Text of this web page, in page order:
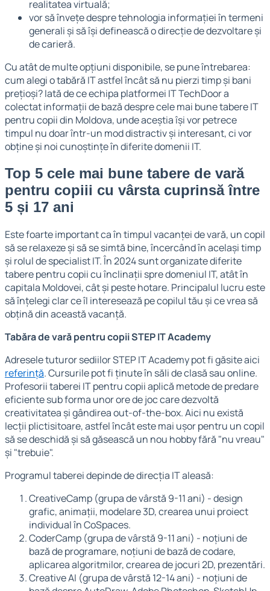
realitatea virtuală;
vor să învețe despre tehnologia informației în termeni
generali și să își definească o direcție de dezvoltare și
de carieră.
Cu atât de multe opțiuni disponibile, se pune întrebarea:
cum alegi o tabără IT astfel încât să nu pierzi timp și bani
prețioși? Iată de ce echipa platformei IT TechDoora
colectat informații de bază despre cele mai bune tabere IT
pentru copii din Moldova, unde aceștia își vor petrece
timpul nu doar într-un mod distractiv și interesant, ci vor
obține și noi cunoștințe în diferite domenii IT.
Top 5 cele mai bune tabere de vară
pentru copiii cu vârsta cuprinsă între
5 și 17 ani
Este foarte important ca în timpul vacanței de vară, un copil
să se relaxeze și să se simtă bine, încercând în același timp
și rolul de specialist IT. În 2024 sunt organizate diferite
tabere pentru copii cu înclinații spre domeniul IT, atât în
capitala Moldovei, cât și peste hotare. Principalul lucru este
să înțelegi clar ce îl interesează pe copilul tău și ce vrea să
obțină din această vacanță.
Tabăra de vară pentru copii STEP IT Academy
Adresele tuturor sediilor STEP IT Academy pot fi găsite aici
referință. Cursurile pot fi ținute în săli de clasă sau online.
Profesorii taberei IT pentru copii aplică metode de predare
eficiente sub forma unor ore de joc care dezvoltă
creativitatea și gândirea out-of-the-box. Aici nu există
lecții plictisitoare, astfel încât este mai ușor pentru un copil
să se deschidă și să găsească un nou hobby fără "nu vreau"
și "trebuie".
Programul taberei depinde de direcția IT aleasă:
CreativeCamp (grupa de vârstă 9-11 ani) - design
grafic, animații, modelare 3D, crearea unui proiect
individual în CoSpaces.
CoderCamp (grupa de vârstă 9-11 ani) - noțiuni de
bază de programare, noțiuni de bază de codare,
aplicarea algoritmilor, crearea de jocuri 2D, prezentări.
Creative AI (grupa de vârstă 12-14 ani) - noțiuni de